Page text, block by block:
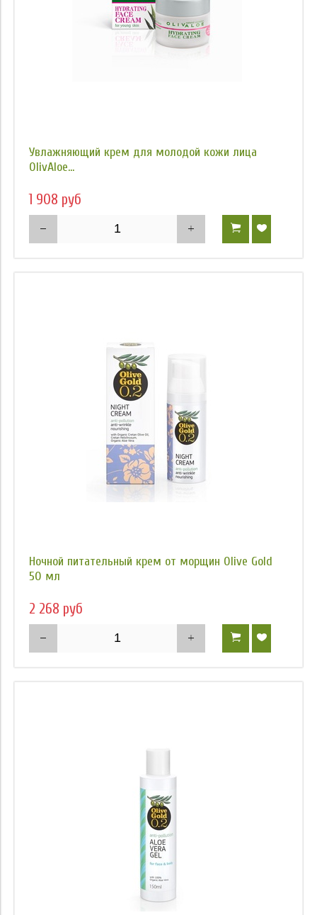
Увлажняющий крем для молодой кожи лица
OlivAloe...
1 908 руб
Ночной питательный крем от морщин Olive Gold
50 мл
2 268 руб